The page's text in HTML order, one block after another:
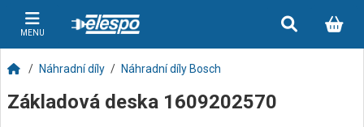
MENU
Náhradní díly Náhradní díly Bosch
Základová deska 1609202570